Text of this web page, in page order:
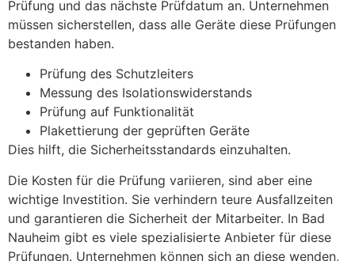
Prüfung und das nächste Prüfdatum an. Unternehmen
müssen sicherstellen, dass alle Geräte diese Prüfungen
bestanden haben.
Prüfung des Schutzleiters
Messung des Isolationswiderstands
Prüfung auf Funktionalität
Plakettierung der geprüften Geräte
Dies hilft, die Sicherheitsstandards einzuhalten.
Die Kosten für die Prüfung variieren, sind aber eine
wichtige Investition. Sie verhindern teure Ausfallzeiten
und garantieren die Sicherheit der Mitarbeiter. In Bad
Nauheim gibt es viele spezialisierte Anbieter für diese
Prüfungen. Unternehmen können sich an diese wenden,